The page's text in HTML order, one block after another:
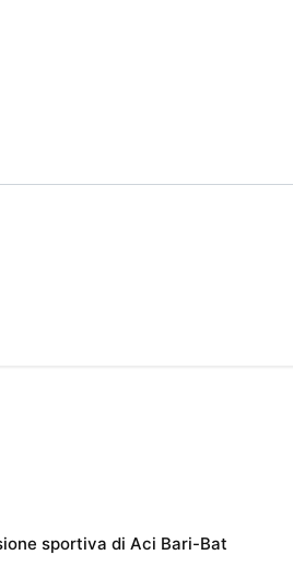
sportiva di Aci Bari-Bat